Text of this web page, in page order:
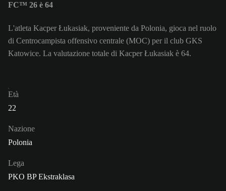
FC™ 26 è 64
L'atleta Kacper Łukasiak, proveniente da Polonia, gioca nel ruolo
di Centrocampista offensivo centrale (MOC) per il club GKS
Katowice. La valutazione totale di Kacper Łukasiak è 64.
Età
22
Nazione
Polonia
Lega
PKO BP Ekstraklasa